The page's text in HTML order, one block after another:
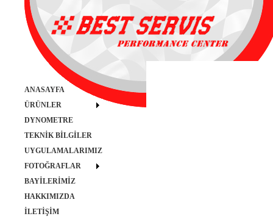
ANASAYFA
ÜRÜNLER
DYNOMETRE
TEKNİK BİLGİLER
UYGULAMALARIMIZ
FOTOĞRAFLAR
BAYİLERİMİZ
HAKKIMIZDA
İLETİŞİM